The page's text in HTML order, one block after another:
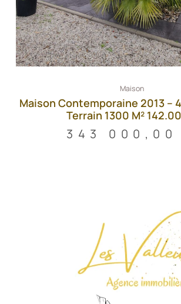
Maison
Maison Contemporaine 2013 –
Terrain 1300 M²
343 000,00